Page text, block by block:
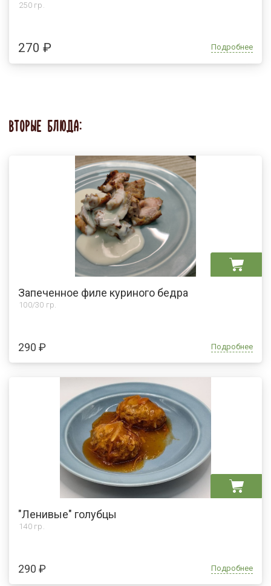
250 гр.
270 ₽ Подробнее
ВТОРЫЕ БЛЮДА:
Запеченное филе куриного бедра
100/30 гр.
290 ₽ Подробнее
"Ленивые" голубцы
140 гр.
290 ₽ Подробнее